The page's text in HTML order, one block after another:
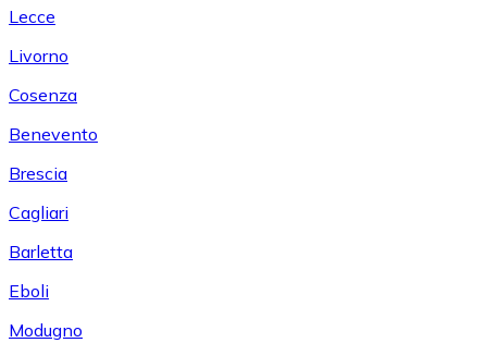
Lecce
Livorno
Cosenza
Benevento
Brescia
Cagliari
Barletta
Eboli
Modugno